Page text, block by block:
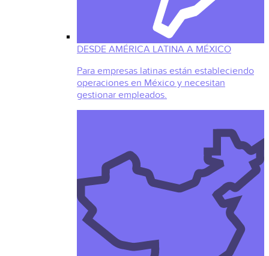
DESDE AMÉRICA LATINA A MÉXICO
Para empresas latinas están estableciendo
operaciones en México y necesitan
gestionar empleados.